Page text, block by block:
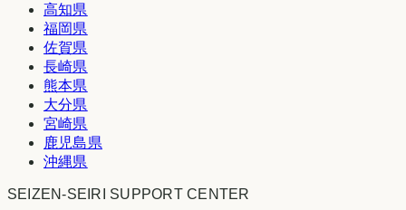
高知県
福岡県
佐賀県
長崎県
熊本県
大分県
宮崎県
鹿児島県
沖縄県
SEIZEN-SEIRI SUPPORT CENTER